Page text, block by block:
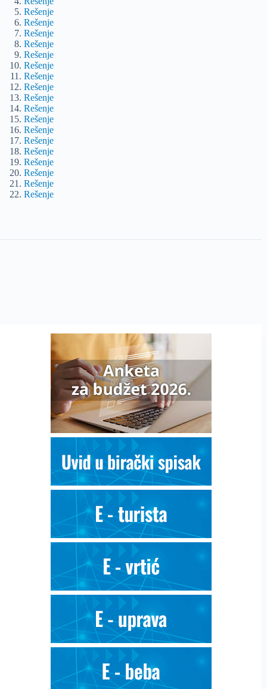
Rešenje
Rešenje
Rešenje
Rešenje
Rešenje
Rešenje
Rešenje
Rešenje
Rešenje
Rešenje
Rešenje
Rešenje
Rešenje
Rešenje
Rešenje
Rešenje
Rešenje
Rešenje